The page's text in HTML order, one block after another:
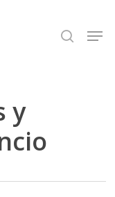
search
y
Close